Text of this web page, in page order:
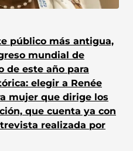
público más antigua,
mundial de
de este año para
elegir a Renée
mujer que dirige los
que cuenta ya con
realizada por